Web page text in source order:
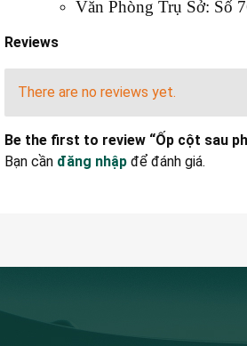
Văn Phòng Trụ Sở: Số
Reviews
There are no reviews yet.
Be the first to review “Ốp cột sau
Bạn cần đăng nhập để đánh giá.